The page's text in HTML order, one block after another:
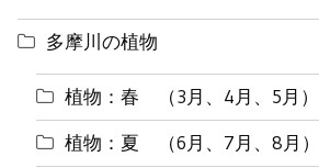
多摩川の植物
植物：春 （3月、4月、5月）
植物：夏 （6月、7月、8月）